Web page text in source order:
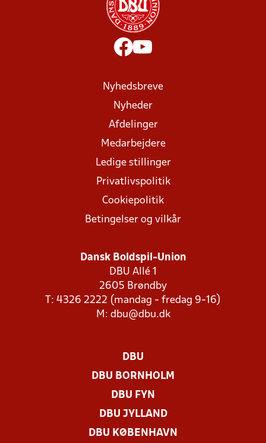
Nyhedsbreve
Nyheder
Afdelinger
Medarbejdere
Ledige stillinger
Privatlivspolitik
Cookiepolitik
Betingelser og vilkår
Dansk Boldspil-Union
DBU Allé 1
2605 Brøndby
T: 4326 2222 (mandag - fredag 9-16)
M: dbu@dbu.dk
DBU
DBU BORNHOLM
DBU FYN
DBU JYLLAND
DBU KØBENHAVN